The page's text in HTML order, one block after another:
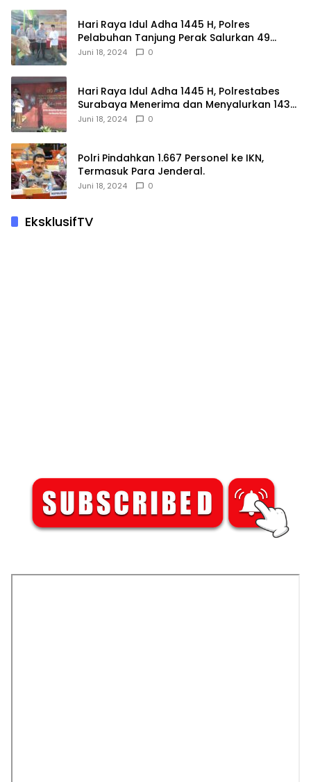
Hari Raya Idul Adha 1445 H, Polres
Pelabuhan Tanjung Perak Salurkan 49
Hewan Korban.
Juni 18, 2024 0
Hari Raya Idul Adha 1445 H, Polrestabes
Surabaya Menerima dan Menyalurkan 143
Hewan Kurban
Juni 18, 2024 0
Polri Pindahkan 1.667 Personel ke IKN,
Termasuk Para Jenderal.
Juni 18, 2024 0
EksklusifTV